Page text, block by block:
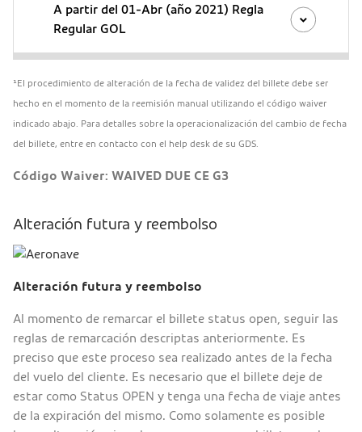
A partir del 01-Abr (año 2021) Regla
Regular GOL
¹El procedimiento de alteración de la fecha de validez del billete debe ser
hecho en el momento de la reemisión manual utilizando el código waiver
indicado abajo. Para detalles sobre la operacionalización del cambio de fecha
del billete, entre en contacto con el help desk de su GDS.
Código Waiver: WAIVED DUE CE G3
Alteración futura y reembolso
Alteración futura y reembolso
Al momento de remarcar el billete status open, seguir las
reglas de remarcación descriptas anteriormente. Es
preciso que este proceso sea realizado antes de la fecha
del vuelo del cliente. Es necesario que el billete deje de
estar como Status OPEN y tenga una fecha de viaje antes
de la expiración del mismo. Como solamente es posible